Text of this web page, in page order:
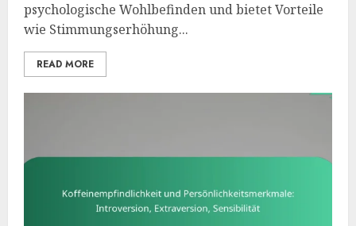
psychologische Wohlbefinden und bietet Vorteile
wie Stimmungserhöhung...
READ MORE